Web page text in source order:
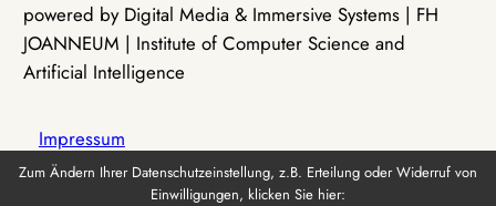
powered by Digital Media & Immersive Systems | FH
JOANNEUM | Institute of Computer Science and
Artificial Intelligence
Impressum
Zum Ändern Ihrer Datenschutzeinstellung, z.B. Erteilung oder Widerruf von
Einwilligungen, klicken Sie hier: